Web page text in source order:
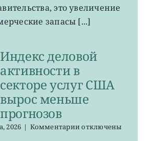
это увеличение
запасы [...]
Индекс деловой
активности в
секторе услуг США
вырос меньше
прогнозов
2026 | Комментариикотключены